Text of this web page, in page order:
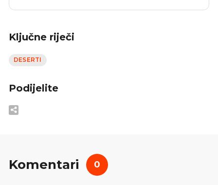
Ključne riječi
DESERTI
Podijelite
Komentari 0